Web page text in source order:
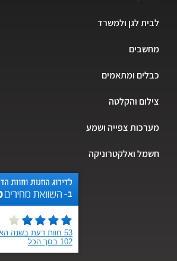
לבית לגן ולמשרד
מחשבים
כבלים ומתאמים
צילום והקלטה
מערכות צפייה ושמע
חשמל ואלקטרוניקה